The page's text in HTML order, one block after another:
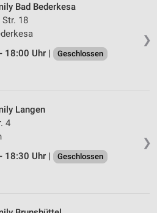
❯
Bad Bederkesa
18
18:00 Uhr |
Geschlossen
❯
Langen
4
18:30 Uhr |
Geschlossen